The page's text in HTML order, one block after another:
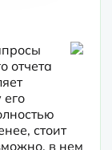
отчета
его
стоит
в нем